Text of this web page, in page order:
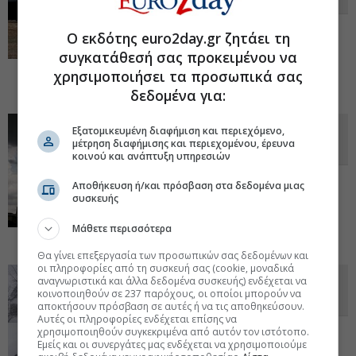
έντονα καιρικά φαινόμενο στο
λεκανοπέδιο. Επιχειρούν συνεργεία ακόμη
και σήμερα. Έκκληση στους πολίτες να
είναι ιδιαίτερα προσεκτικοί.
23 Ιαν 2026 - 10:41
Αστατος ο καιρός και σήμερα, πού
θα σημειωθούν καταιγίδες
Σε ποιες περιοχές αναμένονται αυξημένες
βροχές παρά την μικρή άνοδο της
Θεσσαλονίκη. Η πρόγνωση των επόμενων
ημερών.
Πολικό ψύχος και σφοδρές
χιονοπτώσεις στις ΗΠΑ
Τα ακραία καιρικά φαινόμενα, που θα
μπορούσαν να έχουν αντίκτυπο σχεδόν
Ο εκδότης euro2day.gr ζητάει τη
συγκατάθεσή σας προκειμένου να
χρησιμοποιήσει τα προσωπικά σας
δεδομένα για:
Εξατομικευμένη διαφήμιση και περιεχόμενο,
μέτρηση διαφήμισης και περιεχομένου, έρευνα
κοινού και ανάπτυξη υπηρεσιών
Αποθήκευση ή/και πρόσβαση στα δεδομένα μιας
συσκευής
Μάθετε περισσότερα
Θα γίνει επεξεργασία των προσωπικών σας δεδομένων και
οι πληροφορίες από τη συσκευή σας (cookie, μοναδικά
αναγνωριστικά και άλλα δεδομένα συσκευής) ενδέχεται να
κοινοποιηθούν σε 237 παρόχους, οι οποίοι μπορούν να
αποκτήσουν πρόσβαση σε αυτές ή να τις αποθηκεύσουν.
Αυτές οι πληροφορίες ενδέχεται επίσης να
χρησιμοποιηθούν συγκεκριμένα από αυτόν τον ιστότοπο.
Εμείς και οι συνεργάτες μας ενδέχεται να χρησιμοποιούμε